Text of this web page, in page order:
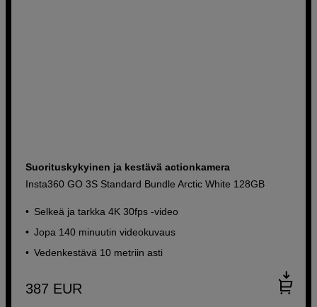
Suorituskykyinen ja kestävä actionkamera
Insta360 GO 3S Standard Bundle Arctic White 128GB
Selkeä ja tarkka 4K 30fps -video
Jopa 140 minuutin videokuvaus
Vedenkestävä 10 metriin asti
387 EUR